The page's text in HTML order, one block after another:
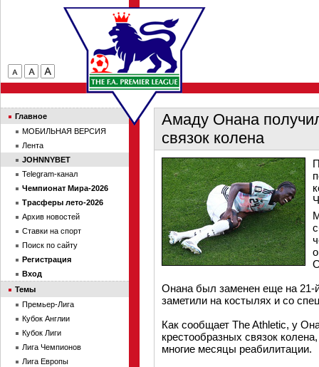
Амаду Онана
связок колена
Онана был заменен еще на 21-
заметили на костылях и со
Как сообщает The Athletic, у
крестообразных связок
многие месяцы реабилитации.
Главное
МОБИЛЬНАЯ ВЕРСИЯ
Лента
JOHNNYBET
Telegram-канал
Чемпионат Мира-2026
Трасферы лето-2026
Архив новостей
Ставки на спорт
Поиск по сайту
Регистрация
Вход
Темы
Премьер-Лига
Кубок Англии
Кубок Лиги
Лига Чемпионов
Лига Европы